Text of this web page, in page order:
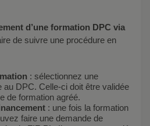
d’une formation DPC via
de suivre une procédure en
: sélectionnez une
au DPC. Celle-ci doit être validée
de formation agréé.
: une fois la formation
faire une demande de